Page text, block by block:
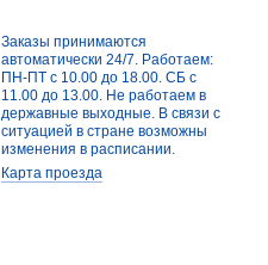
Заказы принимаются
автоматически 24/7. Работаем:
ПН-ПТ с 10.00 до 18.00. СБ с
11.00 до 13.00. Не работаем в
державные выходные. В связи с
ситуацией в стране возможны
изменения в расписании.
Карта проезда